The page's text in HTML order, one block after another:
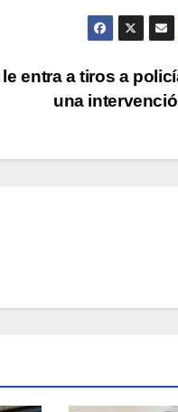
entra a tiros a
una